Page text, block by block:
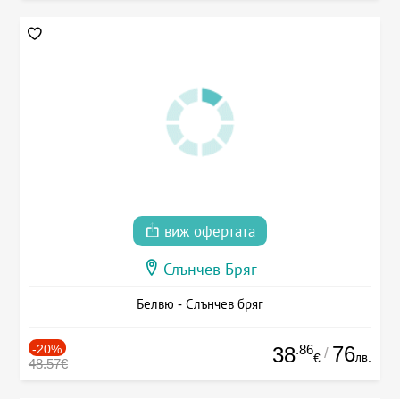
виж офертата
Слънчев Бряг
Белвю - Слънчев бряг
-20%
48.57€ 38.86
€ / 76лв.